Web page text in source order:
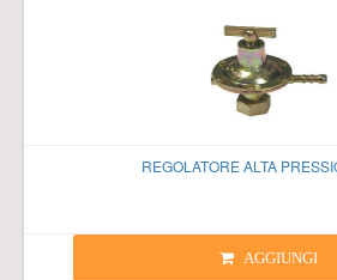
REGOLATORE ALTA
AGGIUNGI